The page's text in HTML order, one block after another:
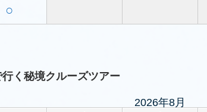
○
く秘境クルーズツアー
2026年8月